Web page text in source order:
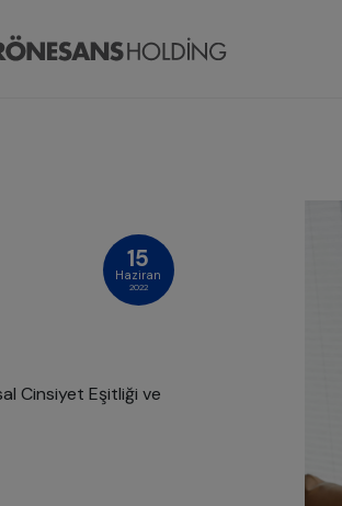
15
Haziran
2022
Cinsiyet Eşitliği ve